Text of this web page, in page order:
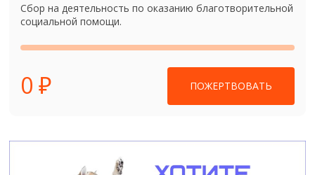
Сбор на деятельность по оказанию благотворительной
социальной помощи.
0 ₽ ПОЖЕРТВОВАТЬ